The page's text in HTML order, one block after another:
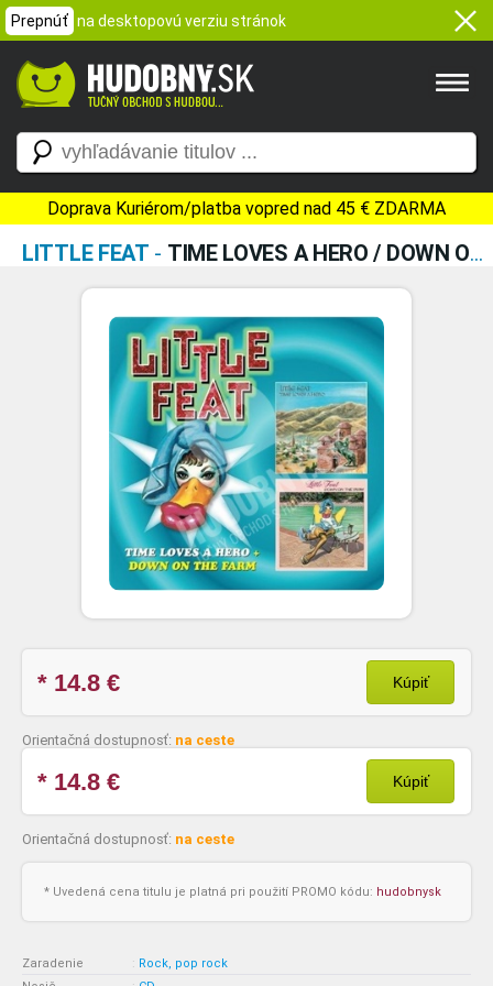
Prepnúť na desktopovú verziu stránok
Doprava Kuriérom/platba vopred nad 45 € ZDARMA
LITTLE FEAT - TIME LOVES A HERO / DOWN ON THE FARM
* 14.8 € Kúpiť
Orientačná dostupnosť: na ceste
* 14.8 € Kúpiť
Orientačná dostupnosť: na ceste
* Uvedená cena titulu je platná pri použití PROMO kódu: hudobnysk
Zaradenie : Rock, pop rock